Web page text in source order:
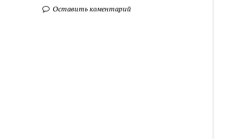
Оставить коментарий